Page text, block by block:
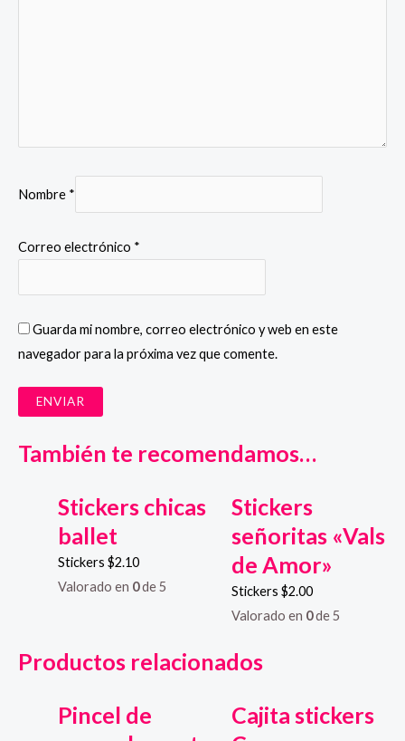
Nombre *
Correo electrónico *
Guarda mi nombre, correo electrónico y web en este
navegador para la próxima vez que comente.
También te recomendamos…
Stickers chicas
ballet
Stickers $2.10
Valorado en 0de 5
Stickers
señoritas «Vals
de Amor»
Stickers $2.00
Valorado en 0de 5
Productos relacionados
Pincel de
Cajita stickers